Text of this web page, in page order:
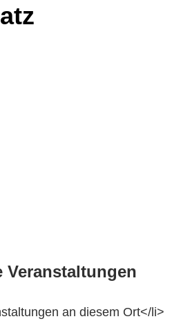
Veranstaltungen
an diesem Ort</li>